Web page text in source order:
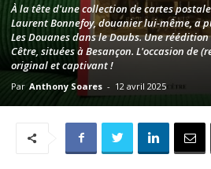
À la tête d'une collection de cartes
Laurent Bonnefoy, douanier lui-même, a
Les Douanes dans le Doubs. Une
Cêtre, situées à Besançon. L'occasion de
original et captivant !
Par Anthony Soares - 12 avril 2025